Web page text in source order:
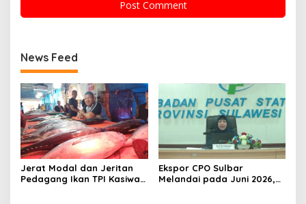
News Feed
Jerat Modal dan Jeritan
Pedagang Ikan TPI Kasiwa
Ekspor CPO Sulbar
Melandai pada Juni 2026,